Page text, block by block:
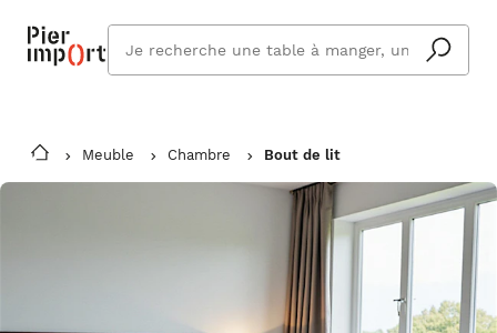
cherchez
vous ?
Meuble Chambre Bout de lit